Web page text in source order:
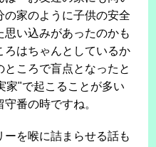
家のように子供の安全
い込みがあったのかも
ろはちゃんとしているか
ころで盲点となったと
家"で起こることが多い
番の時ですね。
ーを喉に詰まらせる話も